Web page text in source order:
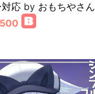
対応 by おもちやさん